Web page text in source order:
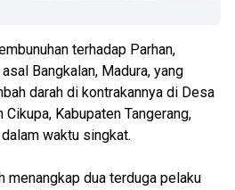
terhadap Parhan,
Bangkalan, Madura, yang
darah di kontrakannya di Desa
Kabupaten Tangerang,
waktu singkat.
menangkap dua terduga pelaku